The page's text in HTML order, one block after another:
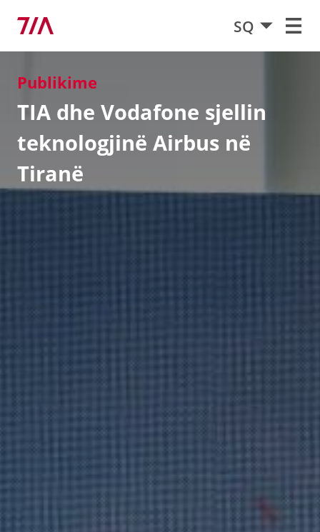
SQ
Publikime
TIA dhe Vodafone sjellin
teknologjinë Airbus në
Tiranë